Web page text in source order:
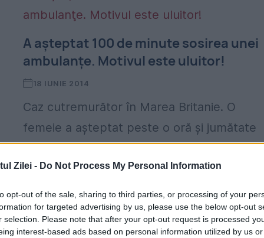
Zilei - Do Not Process My Personal Information
opt-out of the sale, sharing to third parties, or processing of your
for targeted advertising by us, please use the below opt-out
selection. Please note that after your opt-out request is processed
interest-based ads based on personal information utilized by us
A aşteptat 100 de minute sosirea unei
ambulanţe. Motivul este uluitor!
18 IUNIE 2014
Caz cutremurător în Marea Britanie. O
femeie a aşteptat peste o oră şi jumătate
sosirea unei ambulanţe, după ce i s-a
rău în locuinţa sa. Iubitul său a sunat...